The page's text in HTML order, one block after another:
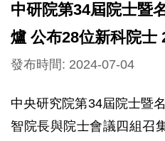
中研院第34屆院士暨
爐 公布28位新科院士
發布時間: 2024-07-04
中央研究院第34屆院士暨
智院長與院士會議四組召